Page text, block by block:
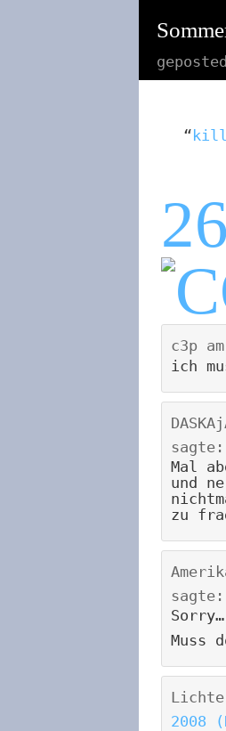
“
c3p
ich
sagte:
Mal
und
zu
sagte:
Muss
2008